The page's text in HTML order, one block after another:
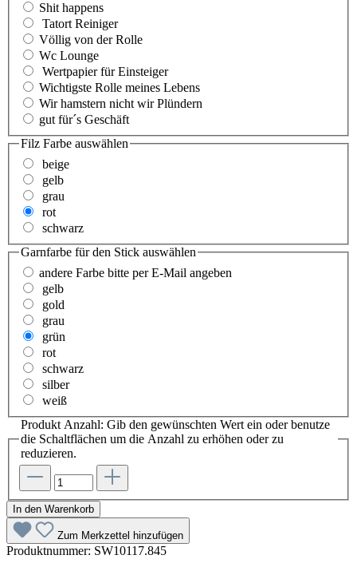
Shit happens
Tatort Reiniger
Völlig von der Rolle
Wc Lounge
Wertpapier für Einsteiger
Wichtigste Rolle meines Lebens
Wir hamstern nicht wir Plündern
gut für´s Geschäft
Filz Farbe auswählen
beige
gelb
grau
rot
schwarz
Garnfarbe für den Stick auswählen
andere Farbe bitte per E-Mail angeben
gelb
gold
grau
grün
rot
schwarz
silber
weiß
Produkt Anzahl: Gib den gewünschten Wert ein oder benutze
die Schaltflächen um die Anzahl zu erhöhen oder zu
reduzieren.
In den Warenkorb
Zum Merkzettel hinzufügen
Produktnummer: SW10117.845